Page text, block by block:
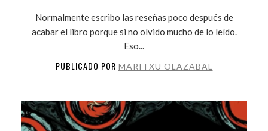
Normalmente escribo las reseñas poco después de
acabar el libro porque si no olvido mucho de lo leído.
Eso...
PUBLICADO POR MARITXU OLAZABAL